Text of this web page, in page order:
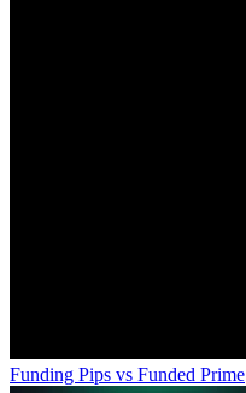
Funding Pips vs Funded Prime